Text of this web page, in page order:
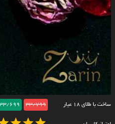
ساخت با طلای ۱۸ عیار 33/799
33/699